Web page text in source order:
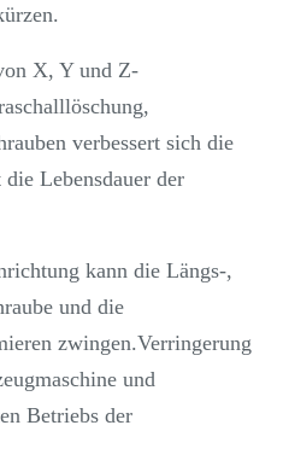
X, Y und Z-
verbessert sich die
Lebensdauer der
kann die Längs-,
und die
zwingen.Verringerung
und
Betriebs der